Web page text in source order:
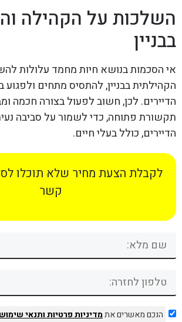
השלכות על הקהילה
בבניין
אי הסכמות בנושא חיות מחמד עלולות
הקהילתית בבניין, להתסיס מתחים ולפגוע
הדיירים. לכן, חשוב לפעול בצורה חכמה
תקשורת פתוחה, כדי לשמור על סביבה
הדיירים, כולל בעלי חיים.
לקבלת הצעת מחיר שלא תוכלו
קשר
הנכם מאשרים אתמדיניות פרטיותותנאי שימוש